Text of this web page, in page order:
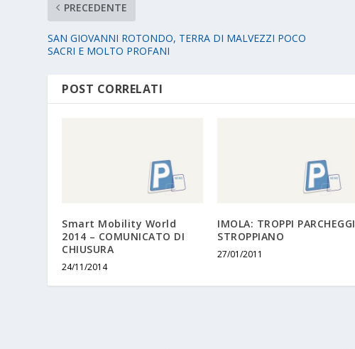
PRECEDENTE
SAN GIOVANNI ROTONDO, TERRA DI MALVEZZI POCO
SACRI E MOLTO PROFANI
POST CORRELATI
Smart Mobility World
2014 – COMUNICATO DI
CHIUSURA
24/11/2014
IMOLA: TROPPI PARCHEGGI
STROPPIANO
27/01/2011